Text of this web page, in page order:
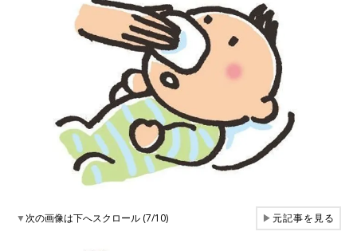
▼次の画像は下へスクロール (7/10) ▶元記事を見る